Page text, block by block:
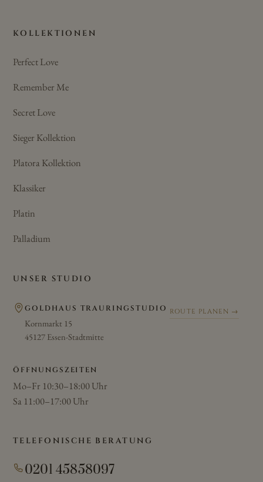
KOLLEKTIONEN
Perfect Love
Remember Me
Secret Love
Sieger Kollektion
Platora Kollektion
Klassiker
Platin
Palladium
UNSER STUDIO
GOLDHAUS TRAURINGSTUDIO
Kornmarkt 15
45127 Essen-Stadtmitte
ROUTE PLANEN →
ÖFFNUNGSZEITEN
Mo–Fr 10:30–18:00 Uhr
Sa 11:00–17:00 Uhr
TELEFONISCHE BERATUNG
0201 45858097